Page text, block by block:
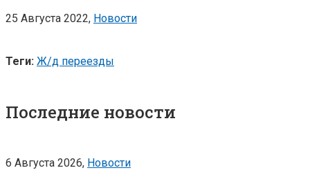
25 Августа 2022, Новости
Теги: Ж/д переезды
Последние новости
6 Августа 2026, Новости